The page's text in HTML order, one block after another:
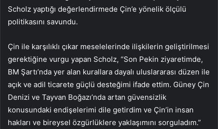
Scholz yaptığı değerlendirmede Çin’e yönelik ölçülü
politikasını savundu.
Çin ile karşılıklı çıkar meselelerinde ilişkilerin geliştirilmesi
gerektiğine vurgu yapan Scholz, “Son Pekin ziyaretimde,
BM Şartı’nda yer alan kurallara dayalı uluslararası düzen ile
açık ve adil ticarete güçlü desteğimi ifade ettim. Güney Çin
Denizi ve Tayvan Boğazı’nda artan güvensizlik
konusundaki endişelerimi dile getirdim ve Çin’in insan
hakları ve bireysel özgürlüklere yaklaşımını sorguladım.”